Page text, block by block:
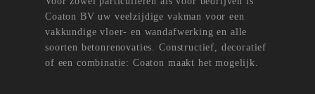
Coaton BV uw veelzijdige vakman voor een
vakkundige vloer- en wandafwerking en alle
soorten betonrenovaties. Constructief, decoratief
of een combinatie: Coaton maakt het mogelijk.